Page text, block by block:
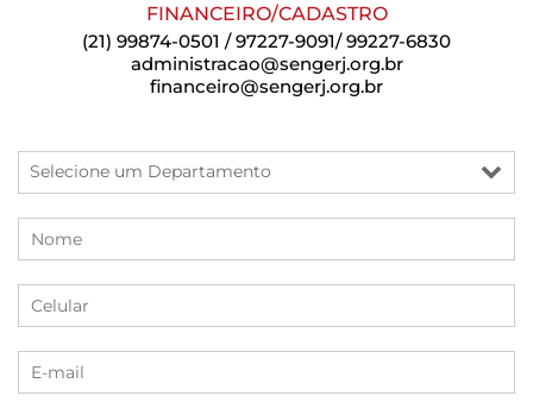
FINANCEIRO/CADASTRO
(21) 99874-0501 / 97227-9091/ 99227-6830
administracao@sengerj.org.br
financeiro@sengerj.org.br